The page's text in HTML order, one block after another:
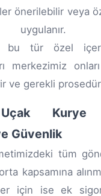
önerilebilir veya
bu tür özel
merkezimiz
ve gerekli
Kurye
Güvenlik
tüm
kapsamına
için ise ek